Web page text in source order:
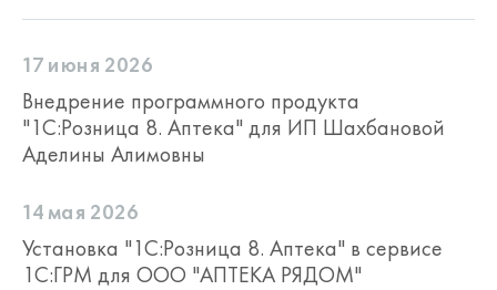
17 июня 2026
Внедрение программного продукта
"1С:Розница 8. Аптека" для ИП Шахбановой
Аделины Алимовны
14 мая 2026
Установка "1С:Розница 8. Аптека" в сервисе
1С:ГРМ для ООО "АПТЕКА РЯДОМ"